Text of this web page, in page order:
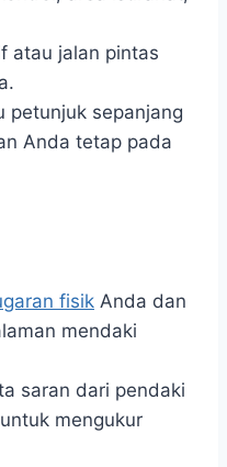
atau jalan pintas
petunjuk sepanjang
Anda tetap pada
fisik Anda dan
mendaki
saran dari pendaki
mengukur